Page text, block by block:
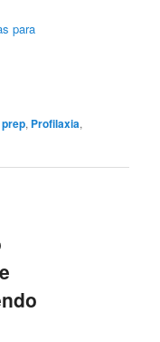
para
prep, Profilaxia,